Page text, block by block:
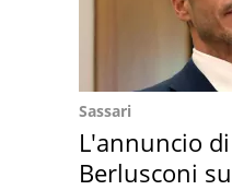
Sassari
L'annuncio
Berlusconi